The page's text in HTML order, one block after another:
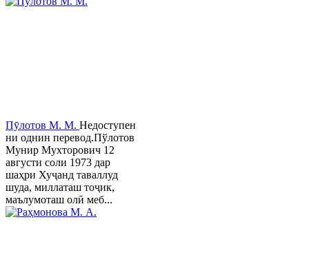
Пӯлотов М. М. Недоступен
ни однин перевод.Пўлотов
Мунир Мухторович 12
августи соли 1973 дар
шаҳри Хуҷанд таваллуд
шуда, миллаташ тоҷик,
маълумоташ олӣ меб...